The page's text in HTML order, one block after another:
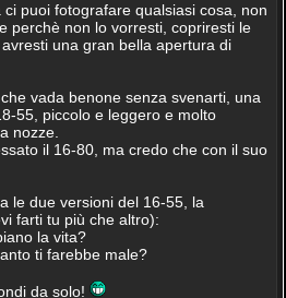
puoi fotografare qualsiasi cosa, non
perchè non lo vorresti, copriresti le
una gran bella apertura di
vada benone senza svenarti, una
55, piccolo e leggero e molto
nozze.
il 16-80, ma credo che con il suo
le due versioni del 16-55, la
farti tu più che altro):
la vita?
ti farebbe male?
da solo!